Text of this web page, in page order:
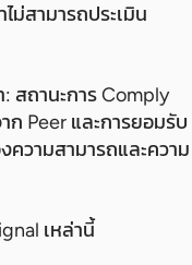
ม่สามารถประเมิน
สถานะการ Comply
ก Peer และการยอมรับ
วามสามารถและความ
เหล่านี้